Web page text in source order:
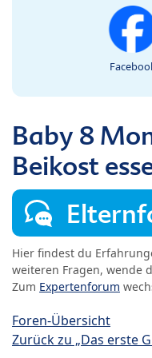
Baby 8
Beikost
Hier findest du
weiteren Fragen, wende
Zum Expertenforum
Foren-Übersicht
Zurück zu „Das erste